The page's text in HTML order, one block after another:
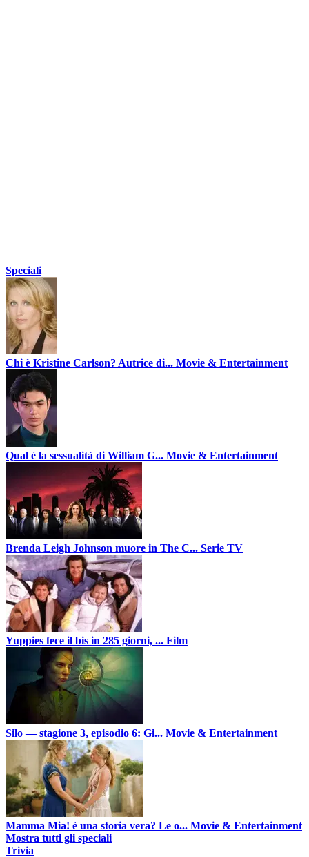
Speciali
Chi è Kristine Carlson? Autrice di... Movie & Entertainment
Qual è la sessualità di William G... Movie & Entertainment
Brenda Leigh Johnson muore in The C... Serie TV
Yuppies fece il bis in 285 giorni, ... Film
Silo — stagione 3, episodio 6: Gi... Movie & Entertainment
Mamma Mia! è una storia vera? Le o... Movie & Entertainment
Mostra tutti gli speciali
Trivia